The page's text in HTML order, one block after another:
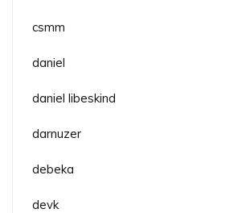
csmm
daniel
daniel libeskind
darnuzer
debeka
devk